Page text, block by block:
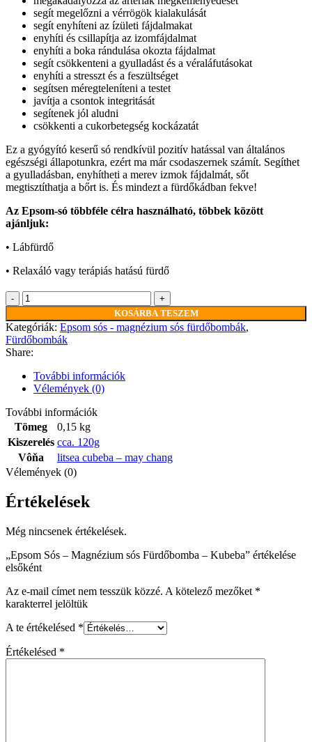
segít megelőzni a vérrögök kialakulását
segít enyhíteni az ízületi fájdalmakat
enyhíti és csillapítja az izomfájdalmat
enyhíti a boka rándulása okozta fájdalmat
segít csökkenteni a gyulladást és a véraláfutásokat
enyhíti a stresszt és a feszültséget
segítsen méregteleníteni a testet
javítja a csontok integritását
segítenek jól aludni
csökkenti a cukorbetegség kockázatát
Ez a gyógyító keserű só rendkívül pozitív hatással van általános
egészségi állapotunkra, ezért ma már csodaszernek számít. Segíthet
a gyulladásban, enyhítheti a merev izmok fájdalmát, sőt
megtisztíthatja a bőrt is. És mindezt a fürdőkádban fekve!
Az Epsom-só többféle célra használható, többek között
ajánljuk:
• Lábfürdő
• Relaxáló vagy terápiás hatású fürdő
Epsom
Sós
–
Magnézium
sós
Fürdőbomba
Kubeba
mennyiség
KOSÁRBA TESZEM
Kategóriák: Epsom sós - magnézium sós fürdőbombák,
Fürdőbombák
Share:
További információk
Vélemények (0)
További információk
Tömeg
0,15 kg
Kiszerelés cca. 120g
Vôňa
litsea cubeba – may chang
Vélemények (0)
Értékelések
Még nincsenek értékelések.
„Epsom Sós – Magnézium sós Fürdőbomba – Kubeba” értékelése
elsőként
Az e-mail címet nem tesszük közzé. A kötelező mezőket *
karakterrel jelöltük
A te értékelésed *
Értékelésed *